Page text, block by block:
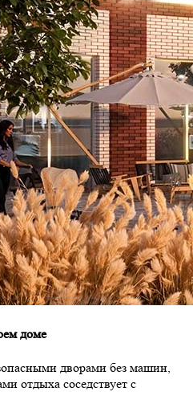
доме
дворами без машин,
отдыха соседствует с